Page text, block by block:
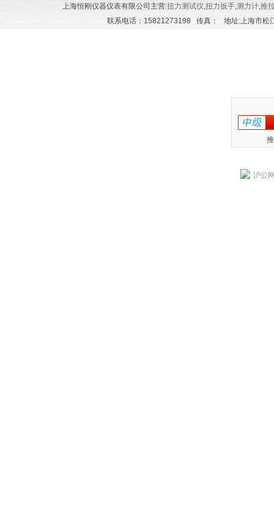
上海恒刚仪器仪表有限公司主营:扭力测试仪,扭力扳手,测力计,推
联系电话：15821273198 传真： 地址:上海市
沪公